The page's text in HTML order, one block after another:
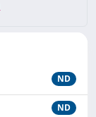
ND
ND